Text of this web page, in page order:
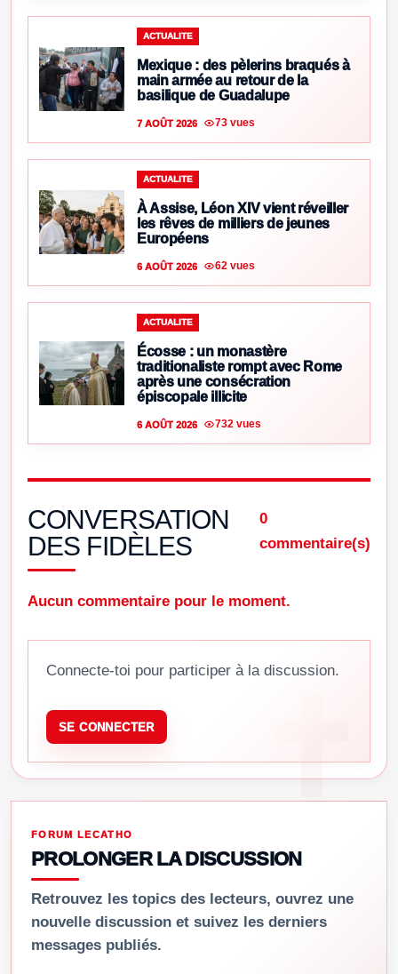
ACTUALITE
Mexique : des pèlerins braqués à
main armée au retour de la
basilique de Guadalupe
7 AOÛT 2026 73 vues
ACTUALITE
À Assise, Léon XIV vient réveiller
les rêves de milliers de jeunes
Européens
6 AOÛT 2026 62 vues
ACTUALITE
Écosse : un monastère
traditionaliste rompt avec Rome
après une consécration
épiscopale illicite
6 AOÛT 2026 732 vues
CONVERSATION
DES FIDÈLES
0
commentaire(s)
Aucun commentaire pour le moment.
Connecte-toi pour participer à la discussion.
SE CONNECTER
FORUM LECATHO
PROLONGER LA DISCUSSION
Retrouvez les topics des lecteurs, ouvrez une
nouvelle discussion et suivez les derniers
messages publiés.